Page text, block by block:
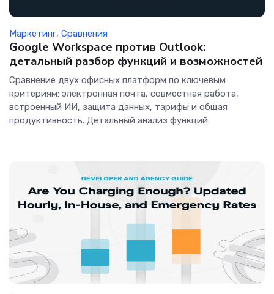
Маркетинг, Сравнения
Google Workspace против Outlook:
детальный разбор функций и возможностей
Сравнение двух офисных платформ по ключевым
критериям: электронная почта, совместная работа,
встроенный ИИ, защита данных, тарифы и общая
продуктивность. Детальный анализ функций.